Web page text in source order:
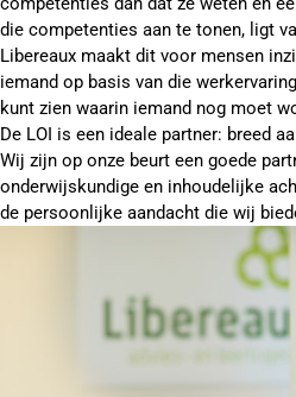
die competenties aan te tonen, ligt
Libereaux maakt dit voor mensen
iemand op basis van die
kunt zien waarin iemand nog moet
De LOI is een ideale partner: breed
Wij zijn op onze beurt een goede
onderwijskundige en inhoudelijke
de persoonlijke aandacht die wij